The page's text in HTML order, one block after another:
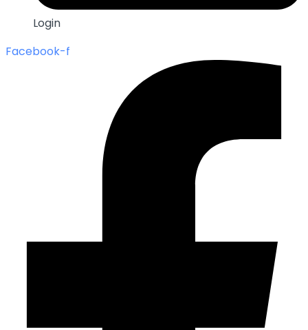
Login
Facebook-f